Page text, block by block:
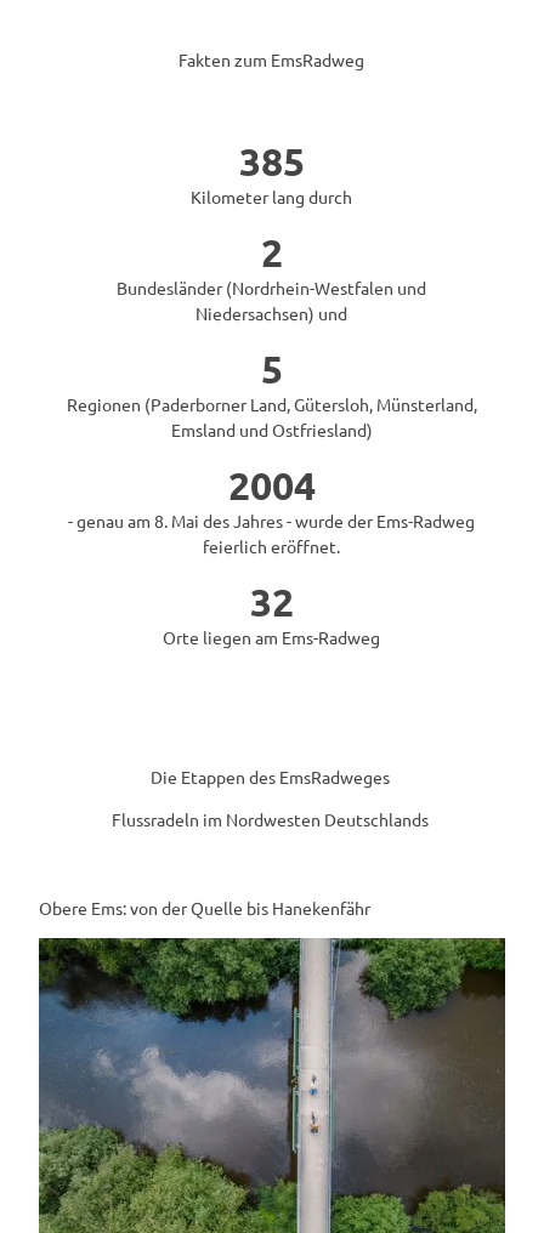
Fakten zum EmsRadweg
385
Kilometer lang durch
2
Bundesländer (Nordrhein-Westfalen und
Niedersachsen) und
5
Regionen (Paderborner Land, Gütersloh, Münsterland,
Emsland und Ostfriesland)
2004
- genau am 8. Mai des Jahres - wurde der Ems-Radweg
feierlich eröffnet.
32
Orte liegen am Ems-Radweg
Die Etappen des EmsRadweges
Flussradeln im Nordwesten Deutschlands
Obere Ems: von der Quelle bis Hanekenfähr